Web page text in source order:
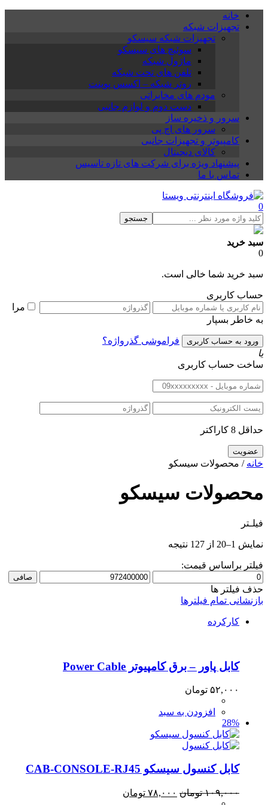
خانه
تجهیزات شبکه
تجهیزات شبکه سیسکو
سوئیچ های سیسکو
ماژول شبکه
تلفن های تحت شبکه
روتر شبکه – اکسس پوینت
مودم های مخابراتی
دست دوم و لوازم جانبی
سرور و ذخیره ساز
سرور های اچ پی
کامپیوتر و تجهیزات جانبی
کالای دیجیتال
پیشنهاد ویژه برای شرکت های تازه تاسیس
تماس با ما
0
جستجو
سبد خرید
0
سبد خرید شما خالی است.
حساب کاربری
مرا
به خاطر بسپار
فراموشی گذرواژه؟
یا
ساخت حساب کاربری
حداقل 8 کاراکتر
خانه / محصولات سیسکو
محصولات سیسکو
فیلـتر
نمایش 1–20 از 127 نتیجه
فیلتر براساس قیمت:
حداقل
قیمت
حداكثر
صافی
حذف فیلتر ها
بازنشانی تمام فیلترها
کارکرده
کابل پاور – برق کامپیوتر Power Cable
۵۲,۰۰۰ تومان
افزودن به سبد
28%
کابل کنسول سیسکو CAB-CONSOLE-RJ45
۱۰۹,۰۰۰ تومان قیمت
۷۸,۰۰۰ تومان